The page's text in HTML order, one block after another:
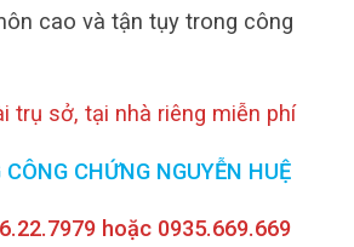
cao và tận tụy trong công
trụ sở, tại nhà riêng miễn phí
CHỨNG NGUYỄN HUỆ
hoặc 0935.669.669